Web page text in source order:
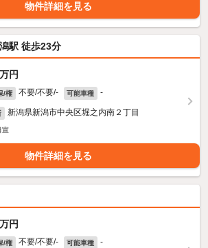
物件詳細を見る
駅 徒歩23分
万円
/権 不要/不要/- 可能車種 -
新潟県新潟市中央区堀之内南２丁目
宣
物件詳細を見る
万円
/権 不要/不要/- 可能車種 -